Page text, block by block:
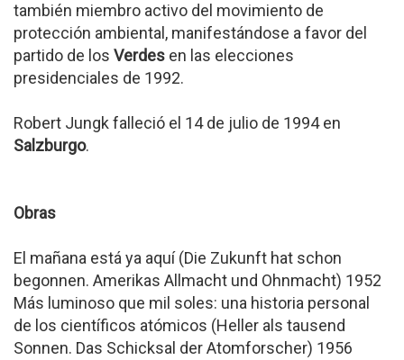
también miembro activo del movimiento de
protección ambiental, manifestándose a favor del
partido de los Verdes en las elecciones
presidenciales de 1992.
Robert Jungk falleció el 14 de julio de 1994 en
Salzburgo.
Obras
El mañana está ya aquí (Die Zukunft hat schon
begonnen. Amerikas Allmacht und Ohnmacht) 1952
Más luminoso que mil soles: una historia personal
de los científicos atómicos (Heller als tausend
Sonnen. Das Schicksal der Atomforscher) 1956